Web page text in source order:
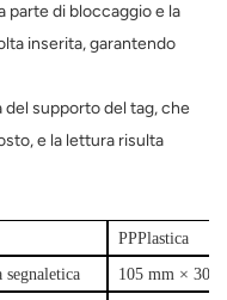
parte di bloccaggio e la
inserita, garantendo
del supporto del tag, che
e la lettura risulta
PPPlastica
105 mm × 30